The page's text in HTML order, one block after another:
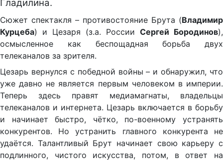
Гладилина.
Сюжет спектакля – противостояние Брута (Владимир
Курцеба) и Цезаря (з.а. России Сергей Бородинов),
осмысленное как беспощадная борьба двух
телеканалов за зрителя.
Цезарь вернулся с победной войны – и обнаружил, что
уже давно не является первым человеком в империи.
Теперь здесь правят медиамагнаты, владельцы
телеканалов и интернета. Цезарь включается в борьбу
и начинает быстро, чётко, по-военному устранять
конкурентов. Но устранить главного конкурента не
удаётся. Талантливый Брут начинает свою карьеру с
подлинного, чистого искусства, потом, в ответ на